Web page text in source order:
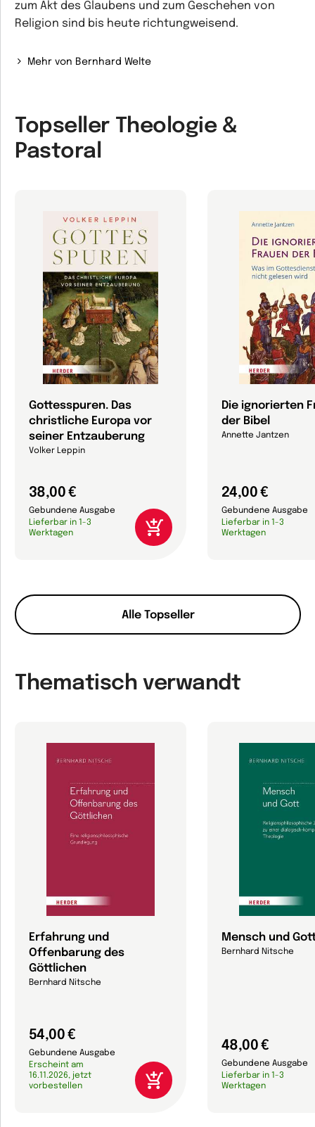
zum Akt des Glaubens und zum Geschehen von
Religion sind bis heute richtungweisend.
Mehr von Bernhard Welte
Topseller Theologie &
Pastoral
Alle Topseller
Gottesspuren. Das
christliche Europa vor
seiner Entzauberung
Volker Leppin
38,00 €
Gebundene Ausgabe
Lieferbar in 1-3
Werktagen
Die ignorierten
der Bibel
Annette Jantzen
24,00 €
Gebundene Ausgabe
Lieferbar in 1-3
Werktagen
Thematisch verwandt
Erfahrung und
Offenbarung des
Göttlichen
Bernhard Nitsche
54,00 €
Gebundene Ausgabe
Erscheint am
16.11.2026, jetzt
vorbestellen
Mensch und
Bernhard Nitsche
48,00 €
Gebundene Ausgabe
Lieferbar in 1-3
Werktagen